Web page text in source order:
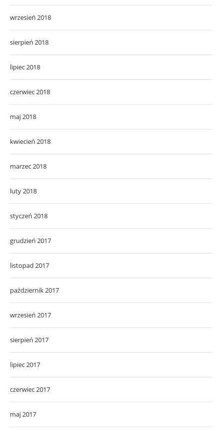
wrzesień 2018
sierpień 2018
lipiec 2018
czerwiec 2018
maj 2018
kwiecień 2018
marzec 2018
luty 2018
styczeń 2018
grudzień 2017
listopad 2017
październik 2017
wrzesień 2017
sierpień 2017
lipiec 2017
czerwiec 2017
maj 2017